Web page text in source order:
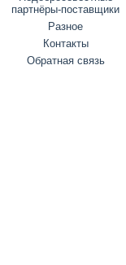
партнёры-поставщики
Разное
Контакты
Обратная связь